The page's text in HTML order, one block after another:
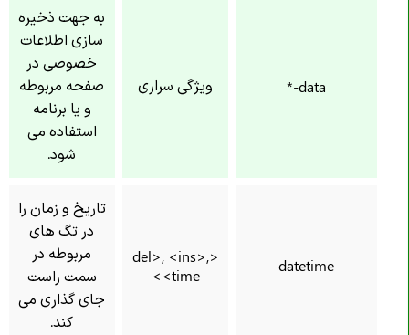
data-* ویژگی سراری
به جهت ذخیره
سازی اطلاعات
خصوصی در
صفحه مربوطه
و یا برنامه
استفاده می
شود.
datetime
<del>, <ins>,
<time>
تاریخ و زمان را
در تگ های
مربوطه در
سمت راست
جای گذاری می
کند.